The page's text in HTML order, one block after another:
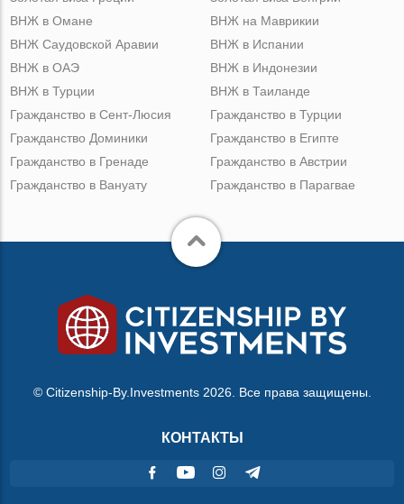
ВНЖ в Омане
ВНЖ Саудовской Аравии
ВНЖ в ОАЭ
ВНЖ в Турции
ВНЖ на Маврикии
ВНЖ в Испании
ВНЖ в Индонезии
ВНЖ в Таиланде
Гражданство в Сент-Люсия
Гражданство Доминики
Гражданство в Гренаде
Гражданство в Вануату
Гражданство в Турции
Гражданство в Египте
Гражданство в Австрии
Гражданство в Парагвае
© Citizenship-By.Investments 2026. Все права защищены.
КОНТАКТЫ